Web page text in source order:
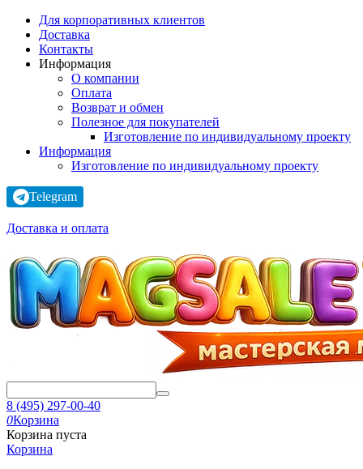
Для корпоративных клиентов
Доставка
Контакты
Информация
О компании
Оплата
Возврат и обмен
Полезное для покупателей
Изготовление по индивидуальному проекту
Информация
Изготовление по индивидуальному проекту
Telegram
Доставка и оплата
8 (495) 297-00-40
0Корзина
Корзина пуста
Корзина